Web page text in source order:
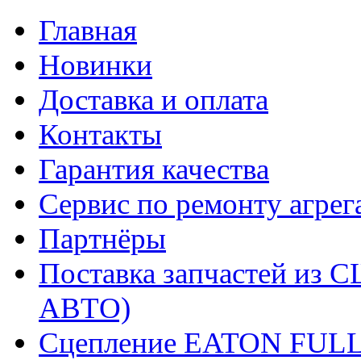
Главная
Новинки
Доставка и оплата
Контакты
Гарантия качества
Сервис по ремонту
Партнёры
Поставка запчастей
АВТО)
Сцепление EATON